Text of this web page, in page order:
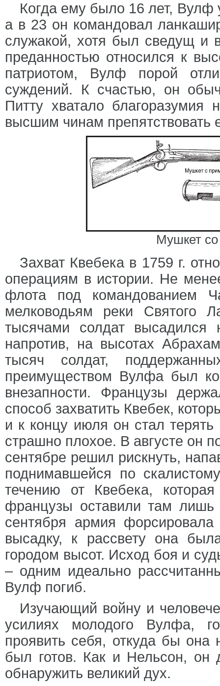
Когда ему было 16 лет, Вулф
а в 23 он командовал
служакой, хотя был сведущ и
преданностью относился к
патриотом, Вулф порой
суждений. К счастью, он
Питту хватало
высшим чинам препятствовать
Мушкет
Захват Квебека в 1759 г.
операциям в истории. Не
флота под командованием
мелководьям реки
тысячами солдат
напротив, на высотах
тысяч солдат,
преимуществом Вулфа был
внезапности. Французы
способ захватить Квебек,
и к концу июля он стал
страшно плохое. В августе он
сентябре решил рискнуть,
поднимавшейся по
течению от Квебека,
французы оставили там
сентября армия
высадку, к рассвету она
городом высот. Исход боя и
– одним идеально
Вулф погиб.
Изучающий войну и
усилиях молодого Вулфа,
проявить себя, откуда бы она
был готов. Как и Нельсон, он
обнаружить великий дух.